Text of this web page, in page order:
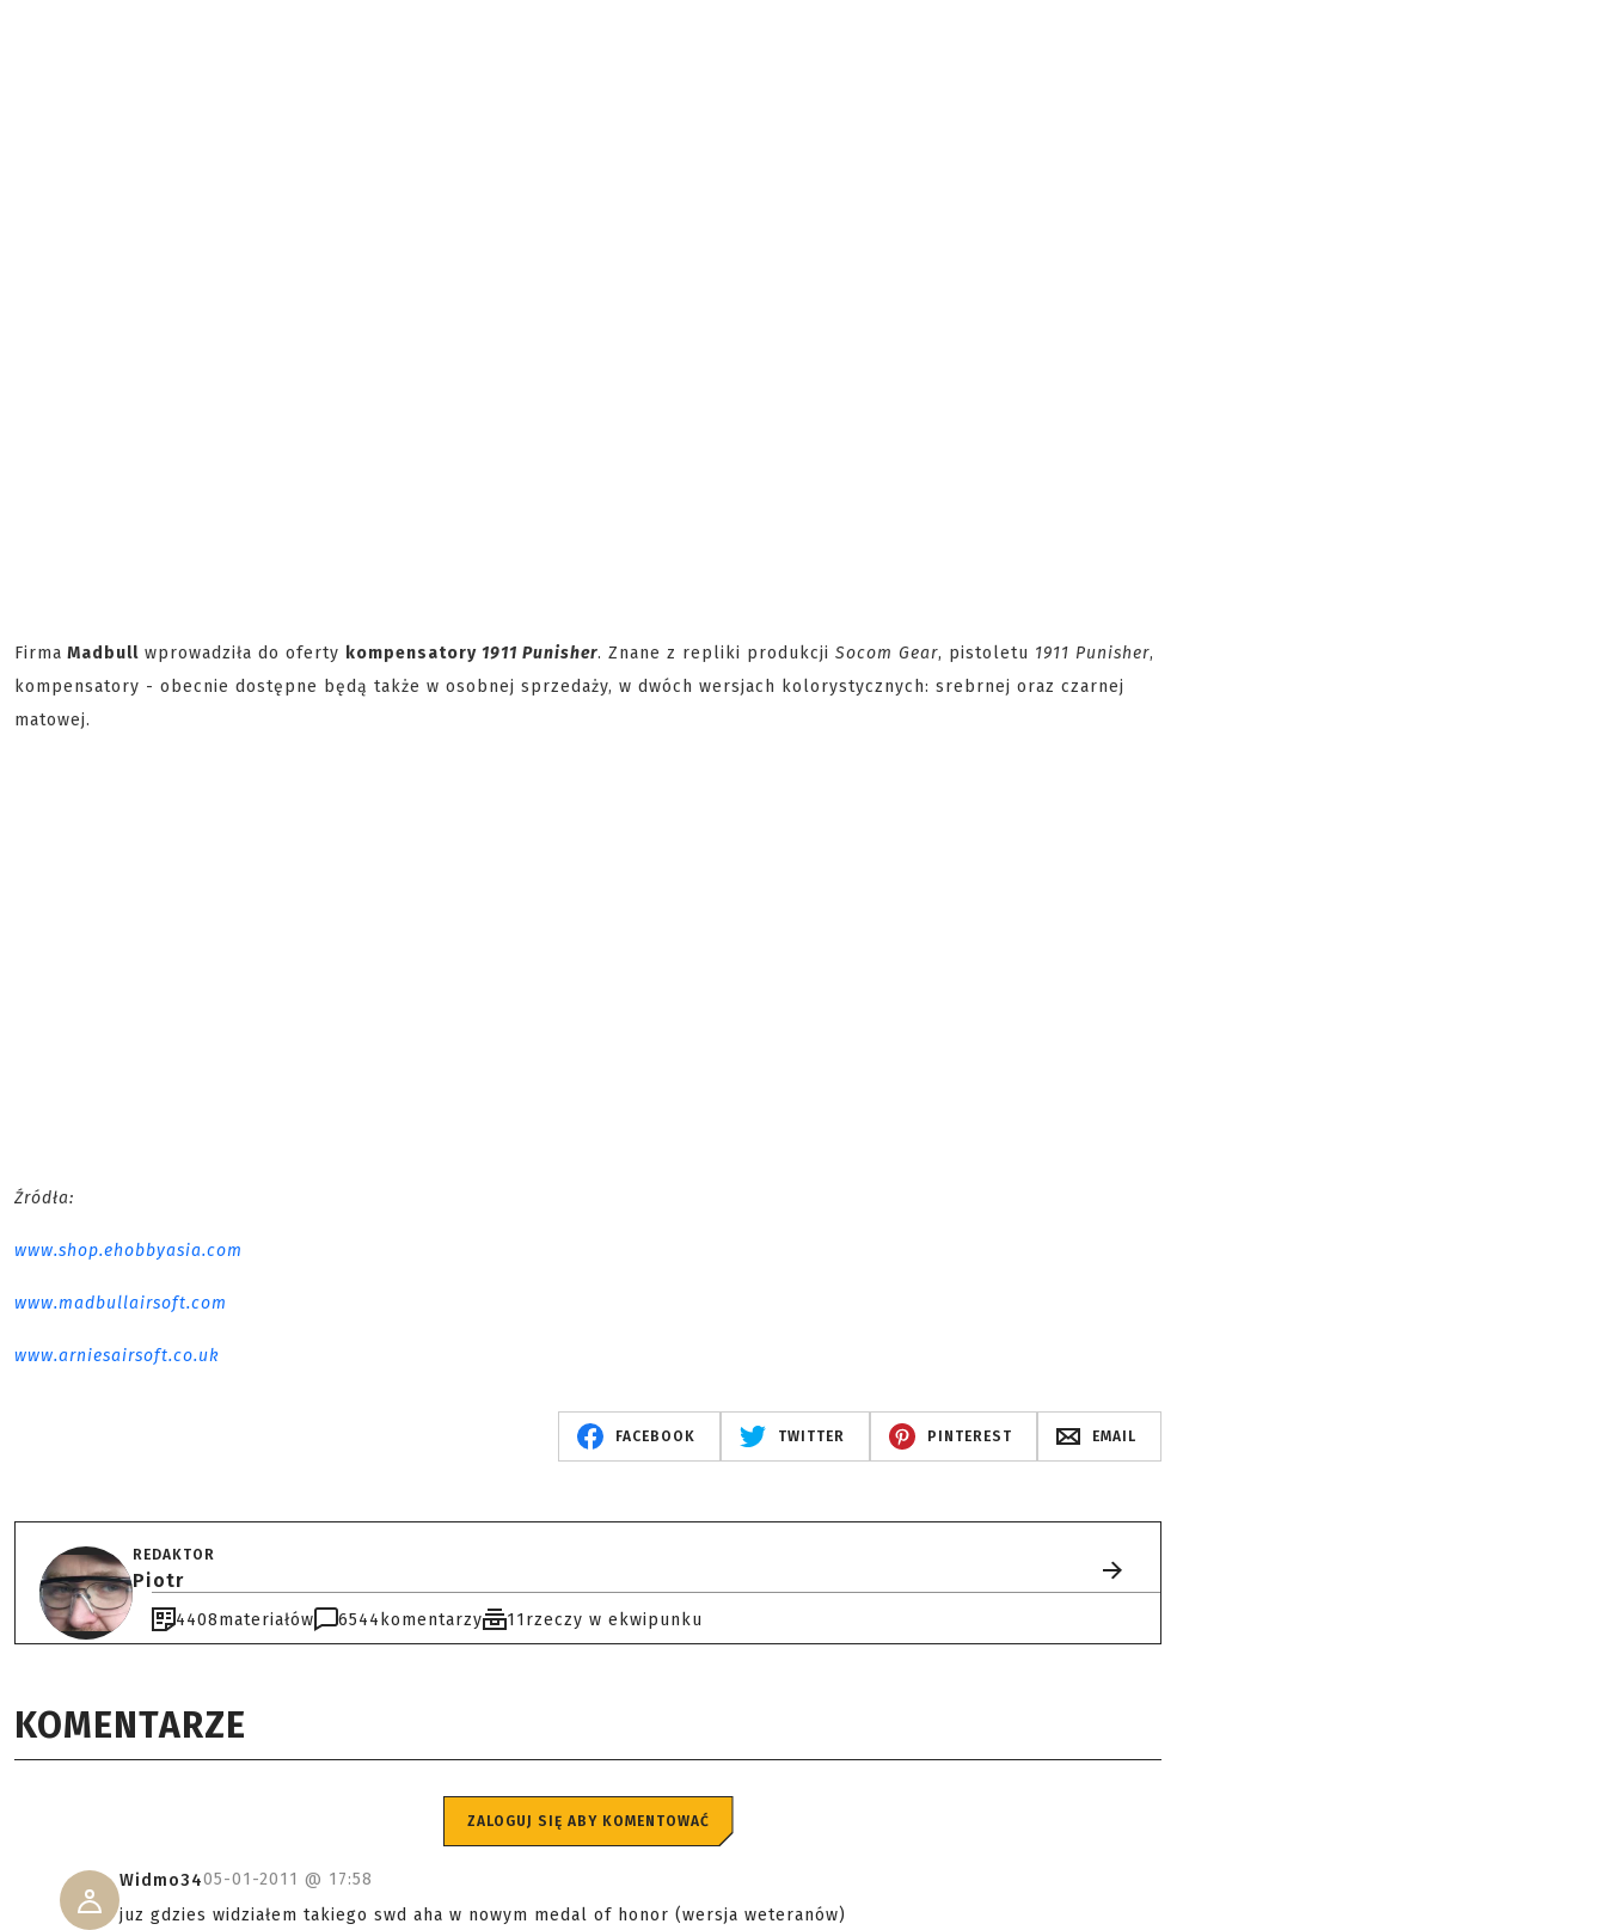
Firma Madbull wprowadziła do oferty kompensatory 1911 Punisher. Znane z repliki produkcji Socom Gear, pistoletu 1911 Punisher,
kompensatory - obecnie dostępne będą także w osobnej sprzedaży, w dwóch wersjach kolorystycznych: srebrnej oraz czarnej
matowej.
Źródła:
www.shop.ehobbyasia.com
www.madbullairsoft.com
www.arniesairsoft.co.uk
FACEBOOK TWITTER PINTEREST EMAIL
REDAKTOR
Piotr
4408materiałów 6544 komentarzy 11rzeczy w ekwipunku
KOMENTARZE
ZALOGUJ SIĘ ABY KOMENTOWAĆ
Widmo3405-01-2011 @ 17:58
juz gdzies widziałem takiego swd aha w nowym medal of honor (wersja weteranów)